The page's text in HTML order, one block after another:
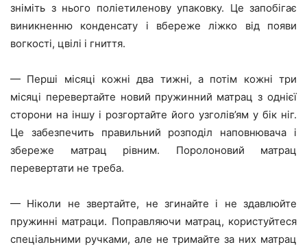
зніміть з нього поліетиленову упаковку. Це запобігає
виникненню конденсату і вбереже ліжко від появи
вогкості, цвілі і гниття.
— Перші місяці кожні два тижні, а потім кожні три
місяці перевертайте новий пружинний матрац з однієї
сторони на іншу і розгортайте його узголів’ям у бік ніг.
Це забезпечить правильний розподіл наповнювача і
збереже матрац рівним. Поролоновий матрац
перевертати не треба.
— Ніколи не звертайте, не згинайте і не здавлюйте
пружинні матраци. Поправляючи матрац, користуйтеся
спеціальними ручками, але не тримайте за них матрац